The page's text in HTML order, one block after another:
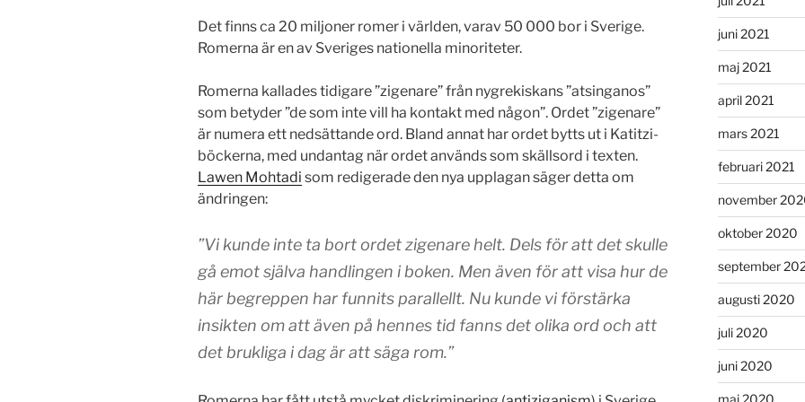
Det finns ca 20 miljoner romer i världen, varav 50 000 bor i Sverige.
Romerna är en av Sveriges nationella minoriteter.
Romerna kallades tidigare ”zigenare” från nygrekiskans ”atsinganos”
som betyder ”de som inte vill ha kontakt med någon”. Ordet ”zigenare”
är numera ett nedsättande ord. Bland annat har ordet bytts ut i Katitzi-
böckerna, med undantag när ordet används som skällsord i texten.
Lawen Mohtadi som redigerade den nya upplagan säger detta om
ändringen:
”Vi kunde inte ta bort ordet zigenare helt. Dels för att det skulle
gå emot själva handlingen i boken. Men även för att visa hur de
här begreppen har funnits parallellt. Nu kunde vi förstärka
insikten om att även på hennes tid fanns det olika ord och att
det brukliga i dag är att säga rom.”
juni 2021
maj 2021
april 2021
mars 2021
februari 2021
november
oktober 2020
september
augusti 2020
juli 2020
juni 2020
maj 2020